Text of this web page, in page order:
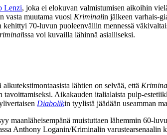
Lenzi, joka ei elokuvan valmistumisen aikoihin
vasta muutama vuosi Kriminalin jälkeen varhais-
kehittyi 70‑luvun puoleenväliin mennessä
issa voi kuvailla lähinnä asialliseksi.
lähtien on selvää, että
Aikakauden italialaista pulp-
Diabolikin tyylistä jäädään useamman
maanläheisempänä muistuttaen lähemmin
Anthony Loganin/Kriminalin varustearsenaalin